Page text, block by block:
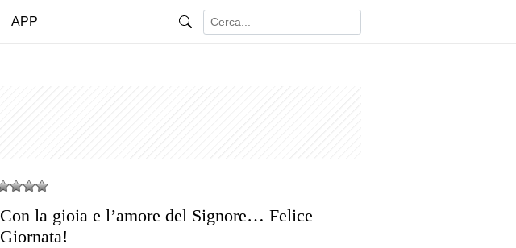
APP
Con la gioia e l’amore del Signore… Felice
Giornata!